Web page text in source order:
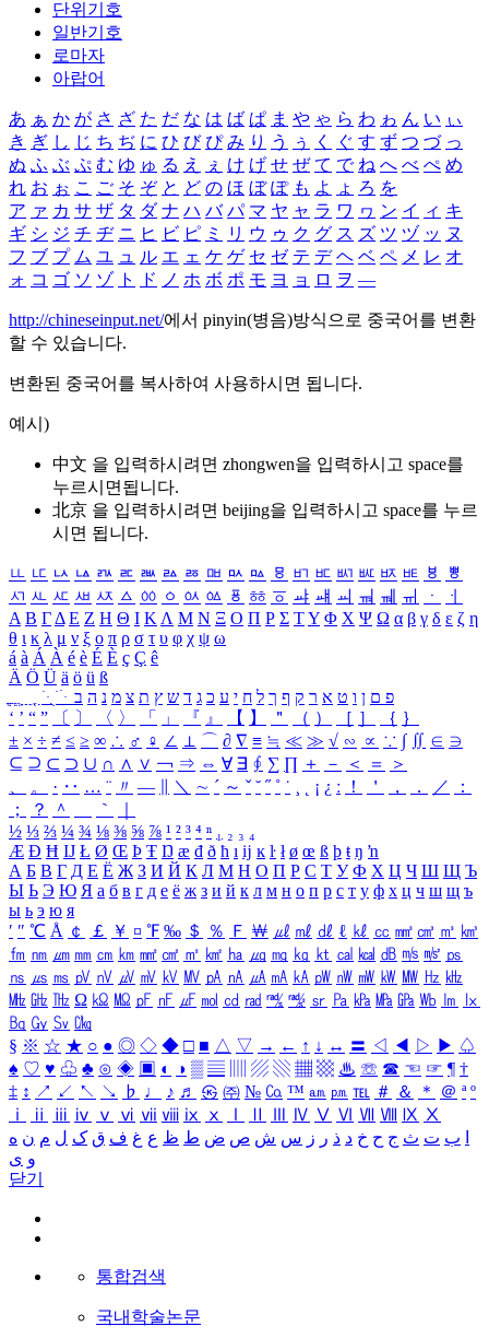
단위기호
일반기호
로마자
아랍어
あ ぁ か が さ ざ た だ な は ば ぱ ま や ゃ ら わ ゎ ん い ぃ
き ぎ し じ ち ぢ に ひ び ぴ み り う ぅ く ぐ す ず つ づ っ
ぬ ふ ぶ ぷ む ゆ ゅ る え ぇ け げ せ ぜ て で ね へ べ ぺ め
れ お ぉ こ ご そ ぞ と ど の ほ ぼ ぽ も よ ょ ろ を
ア ァ カ サ ザ タ ダ ナ ハ バ パ マ ヤ ャ ラ ワ ヮ ン イ ィ キ
ギ シ ジ チ ヂ ニ ヒ ビ ピ ミ リ ウ ゥ ク グ ス ズ ツ ヅ ッ ヌ
フ ブ プ ム ユ ュ ル エ ェ ケ ゲ セ ゼ テ デ ヘ ベ ペ メ レ オ
ォ コ ゴ ソ ゾ ト ド ノ ホ ボ ポ モ ヨ ョ ロ ヲ ―
http://chineseinput.net/에서 pinyin(병음)방식으로 중국어를 변환
할 수 있습니다.
변환된 중국어를 복사하여 사용하시면 됩니다.
예시)
中文 을 입력하시려면 zhongwen을 입력하시고 space를
누르시면됩니다.
北京 을 입력하시려면 beijing을 입력하시고 space를 누르
시면 됩니다.
ㅥ ㅦ ㅧ ㅨ ㅩ ㅪ ㅫ ㅬ ㅭ ㅮ ㅯ ㅰ ㅱ ㅲ ㅳ ㅴ ㅵ ㅶ ㅷ ㅸ
ㅹ
ㅺ ㅻ ㅼ ㅽ ㅾ ㅿ ㆀ ㆁ ㆂ ㆃ ㆄ ㆅ ㆆ ㆇ ㆈ ㆉ ㆊ ㆋ ㆌ ㆍ
ㆎ
Α Β ΓΔ Ε Ζ Η Θ Ι ΚΛ Μ Ν Ξ Ο Π Ρ Σ ΤΥ Φ Χ Ψ Ω α β γ δ ε ζ η
θ ι κ λ μ ν ξ ο π ρ σ τ υ φ χ ψ ω
á à Á À é è É È ç Ç ê
Ä Ö Ü ä ö ü ß
ִֶֹ ֻּ ׁׂ פ ם ן ו ט א ר ק ף ך ל ח י ע כ ג ד ש ץ ת צ מ נ ה ב
‘ ’ “ ” 〔 〕 〈 〉 「 」 『 』 【 】 ＂ （ ） ［ ］ ｛ ｝
± × ÷ ≠ ≤ ≥ ∞ ∴ ♂ ♀ ∠ ⊥ ⌒ ∂ ∇ ≡ ≒ ≪ ≫ √ ∽ ∝ ∵ ∫ ∬ ∈ ∋
⊆ ⊇ ⊂ ⊃ ∪ ∩ ∧ ∨ ￢ ⇒ ⇔ ∀ ∃ ∮ ∑ ∏ ＋ － ＜ ＝
＞
、
。 · ‥ … ¨ 〃 ― ＼ ∼ ´ ～ ˇ ˘ ˝ ˚ ˙ ¸ ¡ ¿ ː ！ ＇ ， ． ／
：
；
？ ＾ ｀
½ ⅓ ⅔ ¼ ¾ ⅛ ⅜ ⅝ ⅞ ¹ ² ³ ⁴ ⁿ ₁ ₂ ₃ ₄
Æ Ð Ħ Ĳ Ł Ø Œ Þ Ŧ Ŋ æ đ ð ħ ı ĳ ĸ ŀ ł ø œ ß þ ŧ ŋ ŉ
А Б В Г Д Е Ё Ж З И Й К Л М Н О П Р С Т У Ф Х Ц Ч Ш Щ Ъ
Ы Ь Э Ю Я а б в г д е ё ж з и й к л м н о п р с т у ф х ц ч ш щ ъ
ы ь э ю я
′ ″ ℃ Å ￠ ￡ ￥ ¤ ℉ ‰ ＄ ％ Ｆ ￦ ㎕ ㎖ ㎗ ℓ ㎘ ㏄ ㎣ ㎤ ㎥ ㎦
㎙ ㎚ ㎛ ㎜ ㎝ ㎞ ㎟ ㎠ ㎡ ㎢ ㏊ ㎍ ㎎ ㎏ ㏏ ㎈ ㎉ ㏈ ㎧ ㎨ ㎰
㎱ ㎲ ㎳ ㎴ ㎵ ㎶ ㎷ ㎸ ㎹ ㎀ ㎁ ㎂ ㎃ ㎄ ㎺ ㎻ ㎽ ㎾ ㎿ ㎐ ㎑
㎒ ㎓ ㎔ Ω ㏀ ㏁ ㎊ ㎋ ㎌ ㏖ ㏅ ㎭ ㎮ ㎯ ㏛ ㎩ ㎪ ㎫ ㎬ ㏝ ㏐
㏓
㏃ ㏉ ㏜ ㏆
§ ※ ☆ ★ ○ ● ◎ ◇ ◆ □ ■ △ ▽ → ← ↑ ↓ ↔ 〓 ◁ ◀ ▷ ▶ ♤
♠ ♡ ♥ ♧ ♣ ⊙ ◈ ▣ ◐ ◑ ▒ ▤ ▨ ▧ ▦ ▩ ♨ ☏ ☎ ☜ ☞ ¶ †
‡ ↕ ↗ ↙ ↖ ↘ ♭ ♩ ♪ ♬ ㉿ ㈜ № ㏇ ™ ㏂ ㏘ ℡ ＃ ＆ ＊ ＠ ª º
ⅰ
ⅱ ⅲ ⅳ ⅴ ⅵ ⅶ ⅷ ⅸ ⅹ Ⅳ Ⅴ Ⅵ Ⅶ Ⅷ Ⅸ Ⅹ
ب ت ث ج ح خ د ذ ر ز س ش ص ض ط ظ ع غ ف ق ک ل م ن ه
و ی
닫기
통합검색
국내학술논문